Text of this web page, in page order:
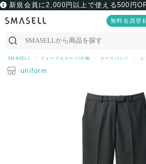
新規会員に2,000円以上で使える500円
無料会員登
SMASELL フォーマルスーツ/小物 スーツパンツ
uniform